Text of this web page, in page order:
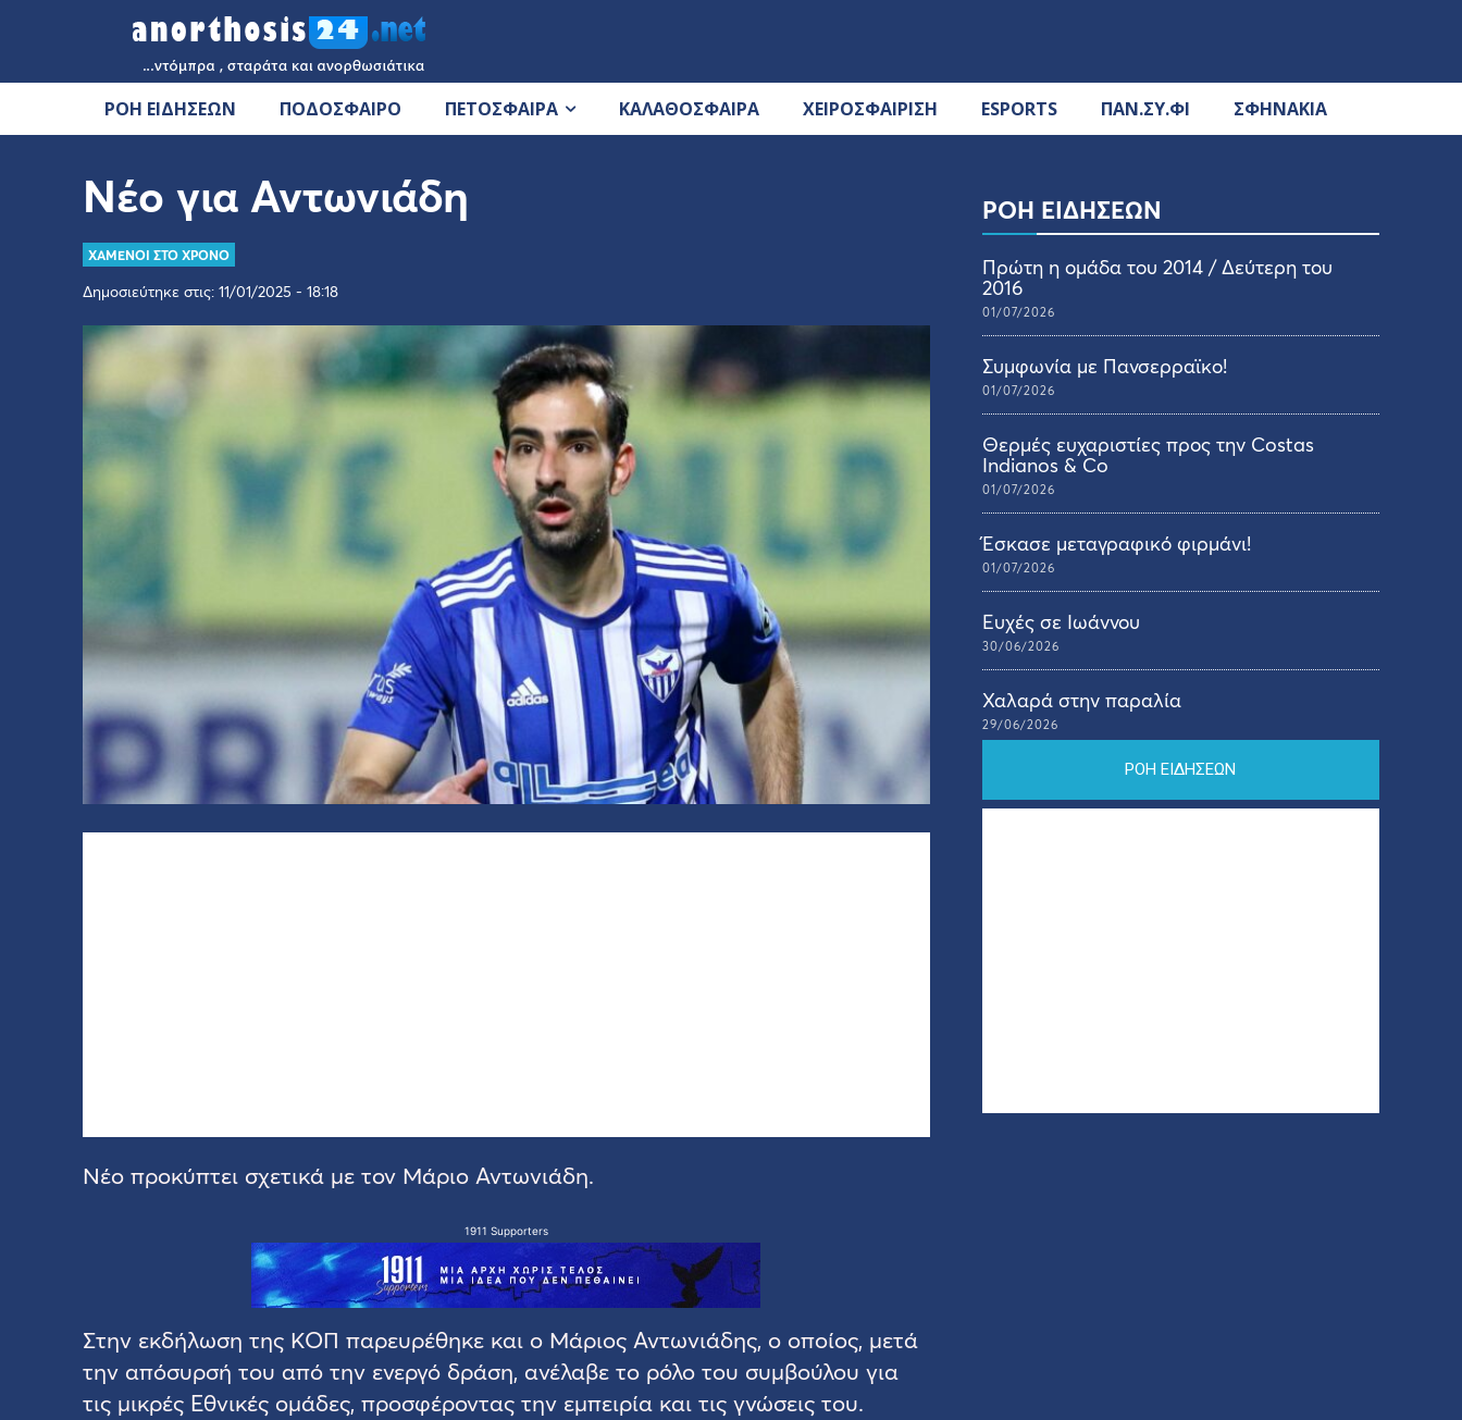
ΡΟΗ ΕΙΔΗΣΕΩΝ ΠΟΔΟΣΦΑΙΡΟ ΠΕΤΟΣΦΑΙΡΑ ΚΑΛΑΘΟΣΦΑΙΡΑ ΧΕΙΡΟΣΦΑΙΡΙΣΗ ESPORTS ΠΑΝ.ΣΥ.ΦΙ ΣΦΗΝΑΚΙΑ
Νέο για Αντωνιάδη
ΧΑΜΕΝΟΙ ΣΤΟ ΧΡΟΝΟ
Δημοσιεύτηκε στις: 11/01/2025 - 18:18
Νέο προκύπτει σχετικά με τον Μάριο Αντωνιάδη.
1911 Supporters
Στην εκδήλωση της ΚΟΠ παρευρέθηκε και ο Μάριος Αντωνιάδης, ο οποίος, μετά
την απόσυρσή του από την ενεργό δράση, ανέλαβε το ρόλο του συμβούλου για
τις μικρές Εθνικές ομάδες, προσφέροντας την εμπειρία και τις γνώσεις του.
ΡΟΗ ΕΙΔΗΣΕΩΝ
Πρώτη η ομάδα του 2014 / Δεύτερη του
2016
01/07/2026
Συμφωνία με Πανσερραϊκο!
01/07/2026
Θερμές ευχαριστίες προς την Costas
Indianos & Co
01/07/2026
Έσκασε μεταγραφικό φιρμάνι!
01/07/2026
Ευχές σε Ιωάννου
30/06/2026
Χαλαρά στην παραλία
29/06/2026
ΡΟΗ ΕΙΔΗΣΕΩΝ